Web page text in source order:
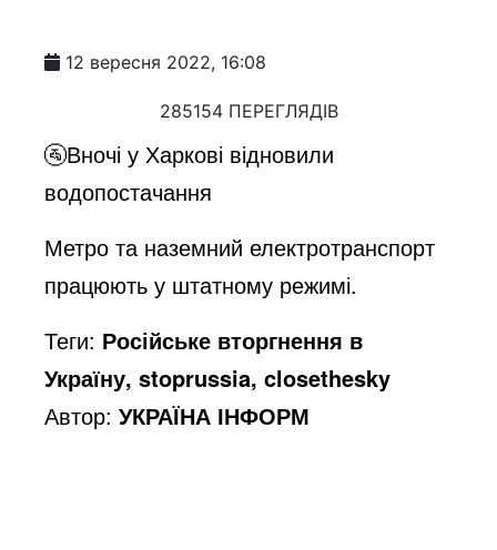
12 вересня 2022, 16:08
285154 ПЕРЕГЛЯДІВ
🚰Вночі у Харкові відновили
водопостачання
Метро та наземний електротранспорт
працюють у штатному режимі.
Теги: Російське вторгнення в
Україну, stoprussia, closethesky
Автор:УКРАЇНА ІНФОРМ